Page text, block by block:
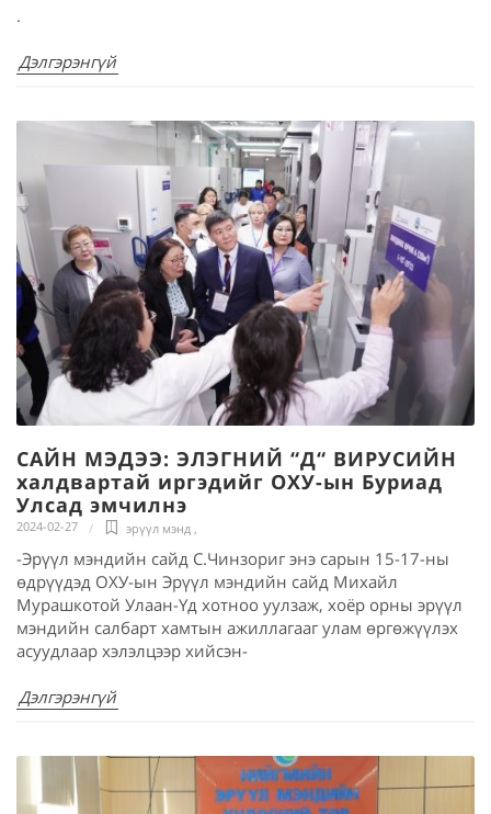
.
Дэлгэрэнгүй
САЙН МЭДЭЭ: ЭЛЭГНИЙ “Д“ ВИРУСИЙН
халдвартай иргэдийг ОХУ-ын Буриад
Улсад эмчилнэ
2024-02-27 эрүүл мэнд ,
-Эрүүл мэндийн сайд С.Чинзориг энэ сарын 15-17-ны
өдрүүдэд ОХУ-ын Эрүүл мэндийн сайд Михайл
Мурашкотой Улаан-Үд хотноо уулзаж, хоёр орны эрүүл
мэндийн салбарт хамтын ажиллагааг улам өргөжүүлэх
асуудлаар хэлэлцээр хийсэн-
Дэлгэрэнгүй